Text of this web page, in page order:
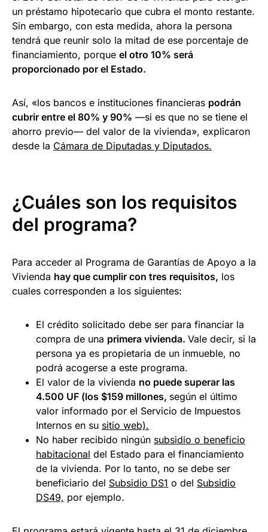
un préstamo hipotecario que cubra el monto restante.
Sin embargo, con esta medida, ahora la persona
tendrá que reunir solo la mitad de ese porcentaje de
financiamiento, porque el otro 10% será
proporcionado por el Estado.
Así, «los bancos e instituciones financieras podrán
cubrir entre el 80% y 90% —si es que no se tiene el
ahorro previo— del valor de la vivienda», explicaron
desde la Cámara de Diputadas y Diputados.
¿Cuáles son los requisitos
del programa?
Para acceder al Programa de Garantías de Apoyo a la
Vivienda hay que cumplir con tres requisitos, los
cuales corresponden a los siguientes:
El crédito solicitado debe ser para financiar la
compra de una primera vivienda. Vale decir, si la
persona ya es propietaria de un inmueble, no
podrá acogerse a este programa.
El valor de la vivienda no puede superar las
4.500 UF (los $159 millones, según el último
valor informado por el Servicio de Impuestos
Internos en su sitio web).
No haber recibido ningún subsidio o beneficio
habitacional del Estado para el financiamiento
de la vivienda. Por lo tanto, no se debe ser
beneficiario del Subsidio DS1 o del Subsidio
DS49, por ejemplo.